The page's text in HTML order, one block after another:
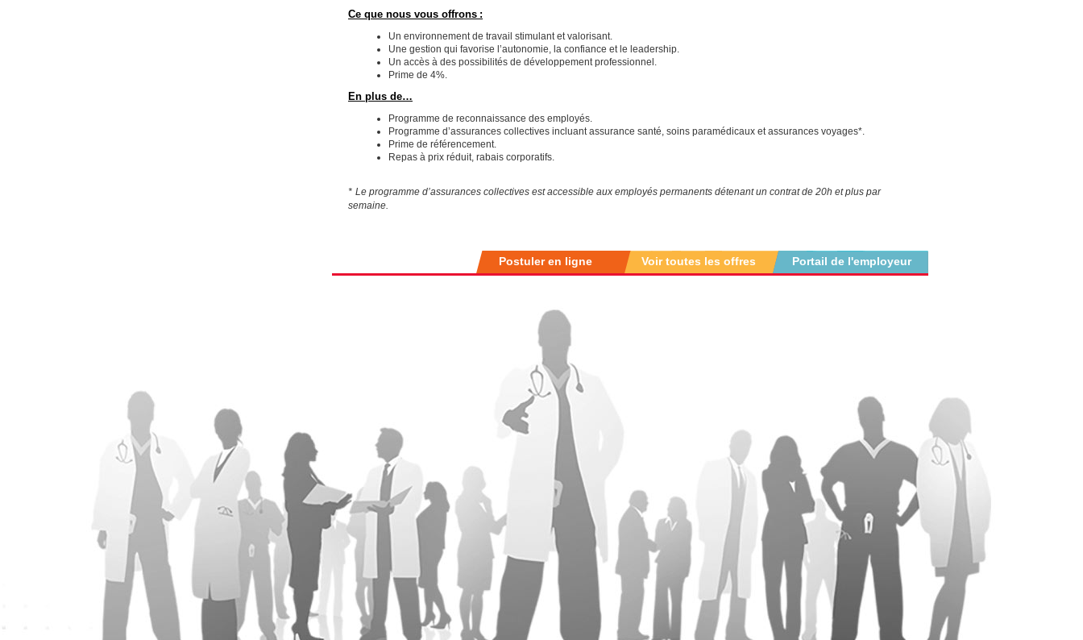
Ce que nous vous offrons :
Un environnement de travail stimulant et valorisant.
Une gestion qui favorise l’autonomie, la confiance et le leadership.
Un accès à des possibilités de développement professionnel.
Prime de 4%.
En plus de…
Programme de reconnaissance des employés.
Programme d’assurances collectives incluant assurance santé, soins paramédicaux et assurances voyages*.
Prime de référencement.
Repas à prix réduit, rabais corporatifs.
* Le programme d’assurances collectives est accessible aux employés permanents détenant un contrat de 20h et plus par
semaine.
Portail de l'employeur
Voir toutes les offres
Postuler en ligne